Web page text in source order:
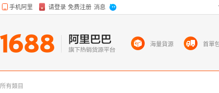
所有類目
海量貨源 首單